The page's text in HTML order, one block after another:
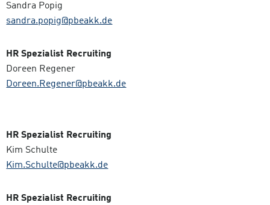
Sandra Popig
sandra.popig@pbeakk.de
HR Spezialist Recruiting
Doreen Regener
Doreen.Regener@pbeakk.de
HR Spezialist Recruiting
Kim Schulte
Kim.Schulte@pbeakk.de
HR Spezialist Recruiting